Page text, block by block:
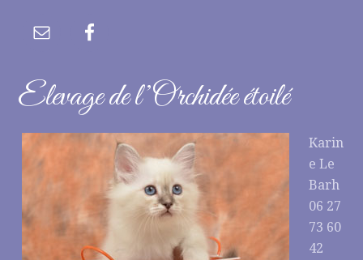
Elevage de l’Orchidée étoilé
Karin
e Le
Barh
06 27
73 60
42